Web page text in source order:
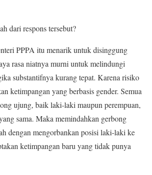
dari respons tersebut?
PPPA itu menarik untuk disinggung
rasa niatnya murni untuk melindungi
substantifnya kurang tepat. Karena risiko
ketimpangan yang berbasis gender. Semua
ujung, baik laki-laki maupun perempuan,
sama. Maka memindahkan gerbong
dengan mengorbankan posisi laki-laki ke
ketimpangan baru yang tidak punya